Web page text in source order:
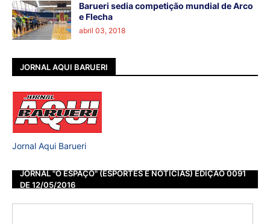
Barueri sedia competição mundial de Arco
e Flecha
abril 03, 2018
JORNAL AQUI BARUERI
Jornal Aqui Barueri
JORNAL "O ESPAÇO" (ESPORTES E NOTÍCIAS) EDIÇÃO 0091
DE 12/05/2016